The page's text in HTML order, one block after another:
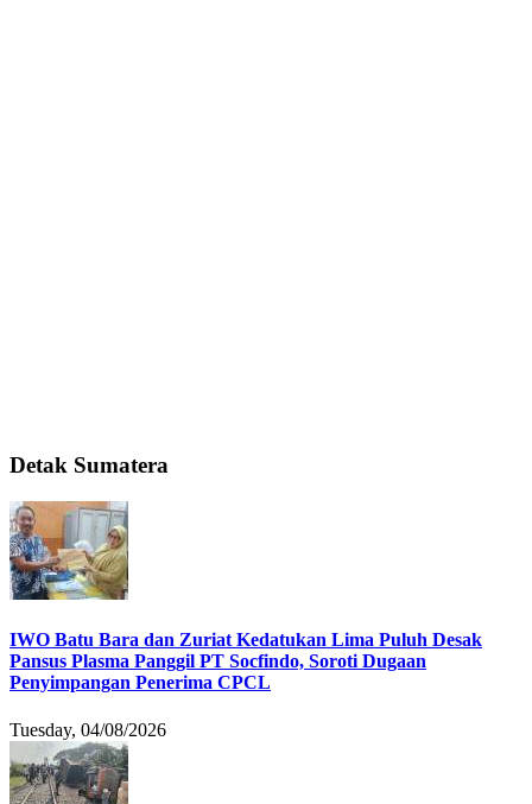
Detak Sumatera
IWO Batu Bara dan Zuriat Kedatukan Lima Puluh Desak
Pansus Plasma Panggil PT Socfindo, Soroti Dugaan
Penyimpangan Penerima CPCL
Tuesday, 04/08/2026